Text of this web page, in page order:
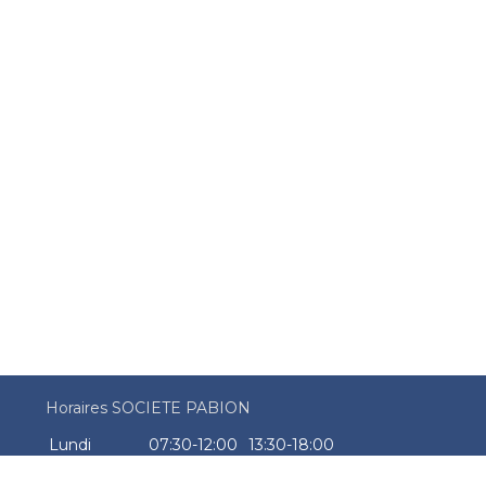
Horaires SOCIETE PABION
Lundi
07:30-12:00
13:30-18:00